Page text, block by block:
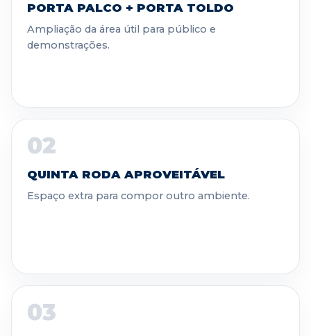
PORTA PALCO + PORTA TOLDO
Ampliação da área útil para público e
demonstrações.
02
QUINTA RODA APROVEITÁVEL
Espaço extra para compor outro ambiente.
03